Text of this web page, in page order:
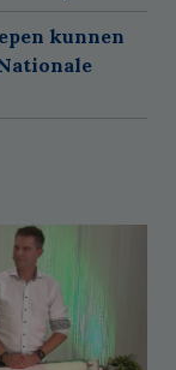
kunnen